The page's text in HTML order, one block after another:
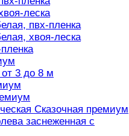
леска
пвх-пленка
хвоя-леска
3 до 8 м
Сказочная премиум
заснеженная с